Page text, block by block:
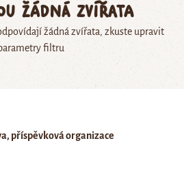
žádná zvířata
žádná zvířata, zkuste upravit
filtru
příspěvková organizace